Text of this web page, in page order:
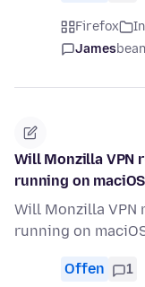
Firefox
James
Will Monzilla VPN
running on
Will Monzilla VPN
running on
Offen 1